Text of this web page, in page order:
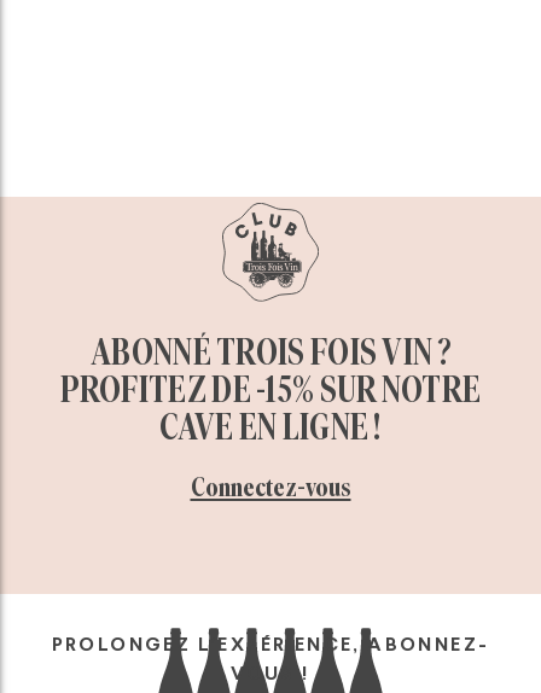
ABONNÉ TROIS FOIS VIN ?
PROFITEZ DE -15% SUR NOTRE
CAVE EN LIGNE !
Connectez-vous
PROLONGEZ L’EXPÉRIENCE, ABONNEZ-
VOUS !